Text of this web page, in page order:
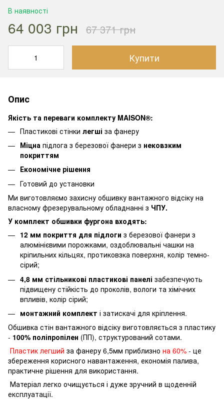
В наявності
64 003 грн 67 371 грн
Купити
Опис
Якість та переваги комплекту MAISON®:
Пластикові стінки легші за фанеру
Міцна підлога з березової фанери з нековзким
покриттям
Економічне рішення
Готовий до установки
Ми виготовляємо захисну обшивку вантажного відсіку на
власному фрезерувальному обладнанні з ЧПУ.
У комплект обшивки фургона входять:
12 мм покриття для підлоги з березової фанери з
алюмінієвими порожками, оздоблювальні чашки на
кріпильних кільцях, протиковзка поверхня, колір темно-
сірий;
4,8 мм стільникові пластикові панелі забезпечують
підвищену стійкість до проколів, вологи та хімічних
впливів, колір сірий;
монтажний комплект і затискачі для кріплення.
Обшивка стін вантажного відсіку виготовляється з пластику
- 100% поліпропілен (ПП), структурований сотами.
Пластик легший за фанеру 6,5мм приблизно на 60% - це
збереження корисного навантаження, економія палива,
практичне рішення для використання.
Матеріал легко очищується і дуже зручний в щоденній
експлуатації.